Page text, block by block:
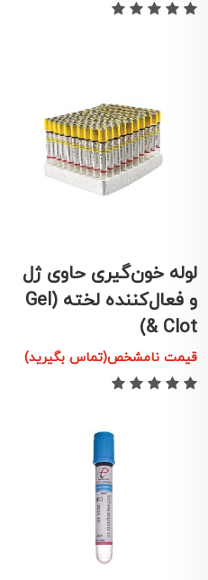
لوله خون‌گیری حاوی ژل
و فعال‌کننده لخته (Gel
& Clot)
قیمت نامشخص(تماس بگیرید)